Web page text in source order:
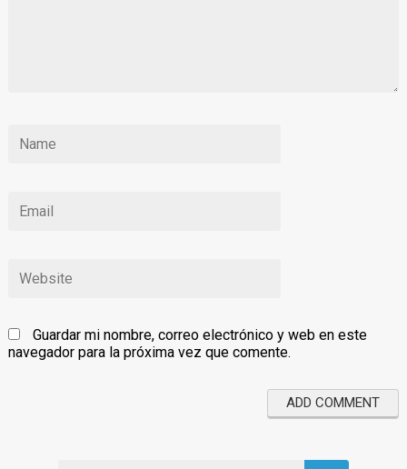
Guardar mi nombre, correo electrónico y web en este
navegador para la próxima vez que comente.